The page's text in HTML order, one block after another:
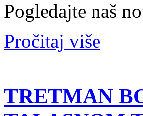
Pogledajte naš
Pročitaj više
TRETMAN